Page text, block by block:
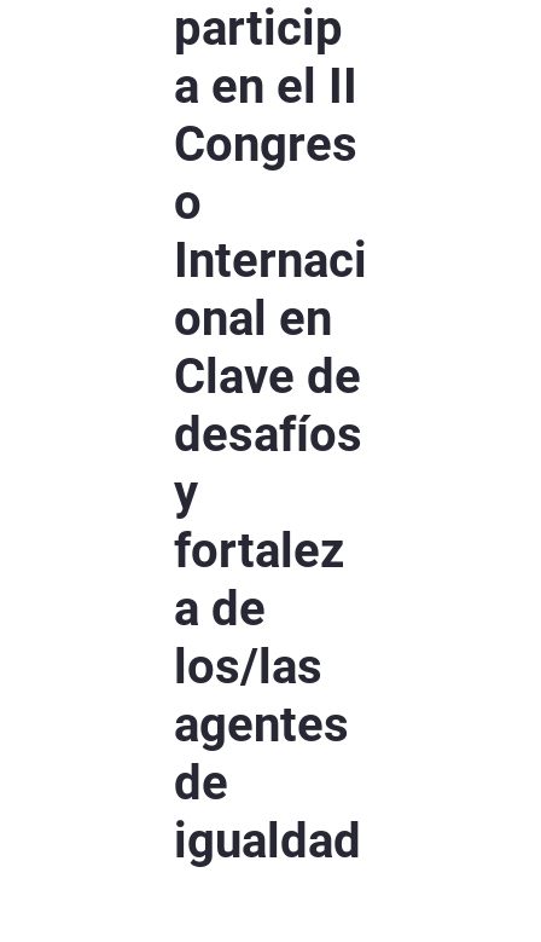
particip
a en el II
Congres
o
Internaci
onal en
Clave de
desafíos
y
fortalez
a de
los/las
agentes
de
igualdad